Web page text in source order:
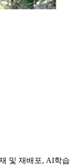
및 재배포, AI학습